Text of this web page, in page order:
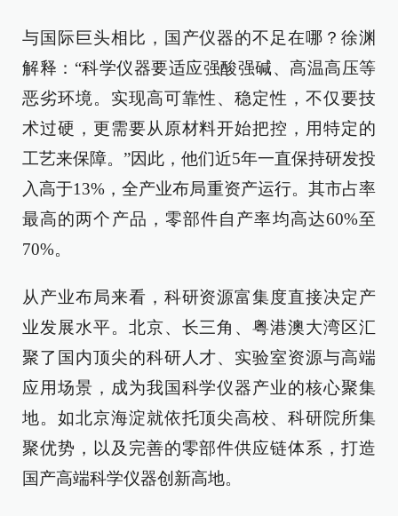
与国际巨头相比，国产仪器的不足在哪？徐渊
解释：“科学仪器要适应强酸强碱、高温高压等
恶劣环境。实现高可靠性、稳定性，不仅要技
术过硬，更需要从原材料开始把控，用特定的
工艺来保障。”因此，他们近5年一直保持研发投
入高于13%，全产业布局重资产运行。其市占率
最高的两个产品，零部件自产率均高达60%至
70%。
从产业布局来看，科研资源富集度直接决定产
业发展水平。北京、长三角、粤港澳大湾区汇
聚了国内顶尖的科研人才、实验室资源与高端
应用场景，成为我国科学仪器产业的核心聚集
地。如北京海淀就依托顶尖高校、科研院所集
聚优势，以及完善的零部件供应链体系，打造
国产高端科学仪器创新高地。